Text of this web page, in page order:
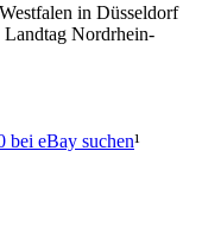
in Düsseldorf
Nordrhein-
bei eBay suchen¹